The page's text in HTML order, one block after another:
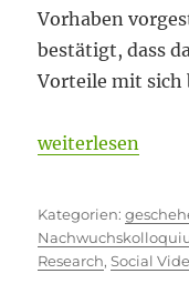
Vorhaben
bestätigt, dass
Vorteile mit sich
„Im letzten
weiterlesen
Research,Social